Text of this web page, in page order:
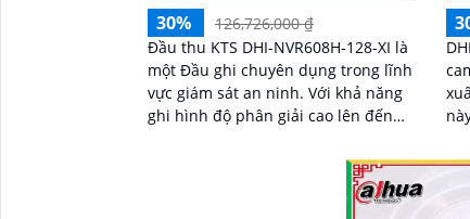
30%
126,726,000 ₫
Đầu thu KTS DHI-NVR608H-128-XI là
một Đầu ghi chuyên dụng trong lĩnh
vực giám sát an ninh. Với khả năng
ghi hình độ phân giải cao lên đến
dùng theo dõi và ghi lại mọi diễn
biến trong khu vực được giám sát
xuất